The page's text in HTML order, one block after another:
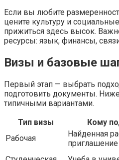
Если вы любите
цените культуру и
прижиться здесь высок.
ресурсы: язык, финансы,
Визы и базовые
Первый этап — выбрать
подготовить документы.
типичными вариантами.
Тип визы
Кому
Рабочая
Найденная
приглашение